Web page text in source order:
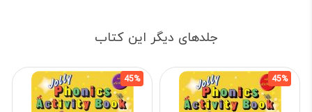
جلدهای دیگر این کتاب
45%
45%